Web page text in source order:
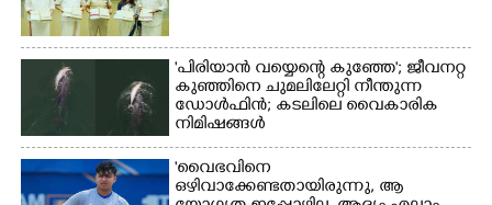
'പിരിയാൻ വയ്യെന്റെ കുഞ്ഞേ'; ജീവനറ്റ
കുഞ്ഞിനെ ചുമലിലേറ്റി നീന്തുന്ന
ഡോൾഫിൻ; കടലിലെ വൈകാരിക
നിമിഷങ്ങൾ
'വൈഭവിനെ
ഒഴിവാക്കേണ്ടതായിരുന്നു,​ ആ